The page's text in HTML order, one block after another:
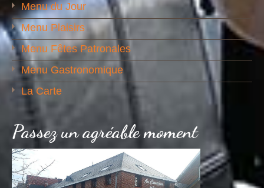
Menu du Jour
Menu Plaisirs
Menu Fêtes Patronales
Menu Gastronomique
La Carte
Passez un agréable moment